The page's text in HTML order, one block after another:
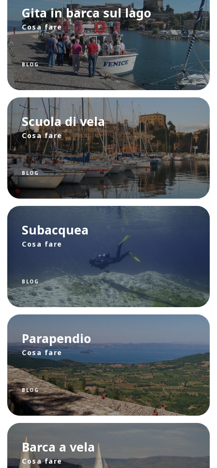
Gita in barca sul lago
Cosa fare
BLOG
Scuola di vela
Cosa fare
BLOG
Subacquea
Cosa fare
BLOG
Parapendio
Cosa fare
BLOG
Barca a vela
Cosa fare